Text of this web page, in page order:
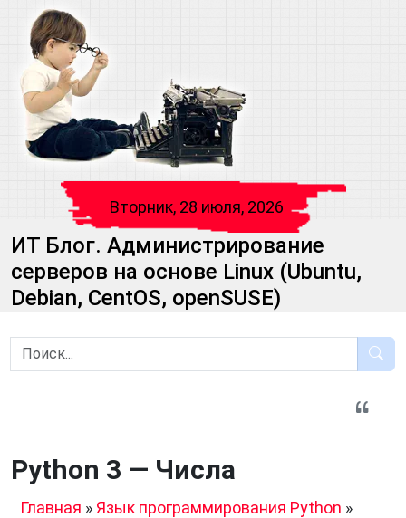
Вторник, 28 июля, 2026
ИТ Блог. Администрирование
серверов на основе Linux (Ubuntu,
Debian, CentOS, openSUSE)
Python 3 — Числа
Главная » Язык программирования Python »